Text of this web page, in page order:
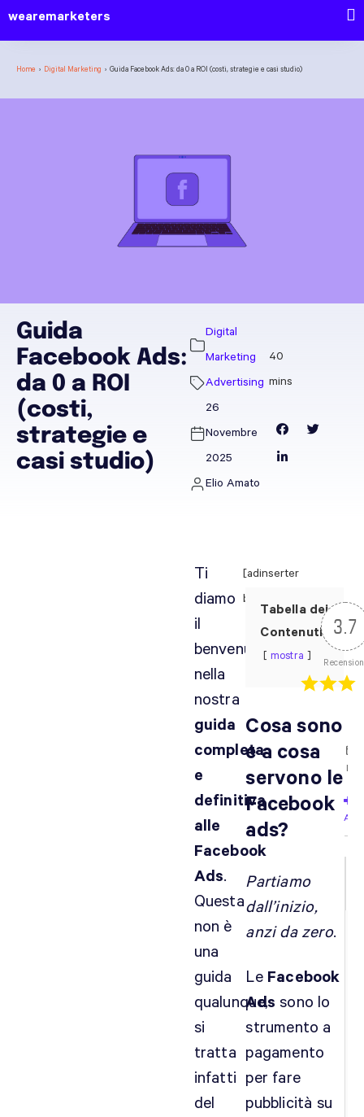
wearemarketers
Home › Digital Marketing › Guida Facebook Ads: da 0 a ROI (costi, strategie e casi studio)
Guida
Facebook Ads:
da 0 a ROI
(costi,
strategie e
casi studio)
Digital
Marketing
Advertising
26
Novembre
2025
Elio Amato
Ti
diamo
il
benvenuto
nella
nostra
guida
completa
e
definitiva
alle
Facebook
Ads.
Questa
non è
una
guida
qualunque,
si
tratta
infatti
del
[adinserter
block="9"]
Tabella dei
Contenuti
mostra
Cosa sono
e a cosa
servono le
Facebook
ads?
Partiamo
dall’inizio,
anzi da zero.
Le Facebook
Ads sono lo
strumento a
pagamento
per fare
pubblicità su
3.7